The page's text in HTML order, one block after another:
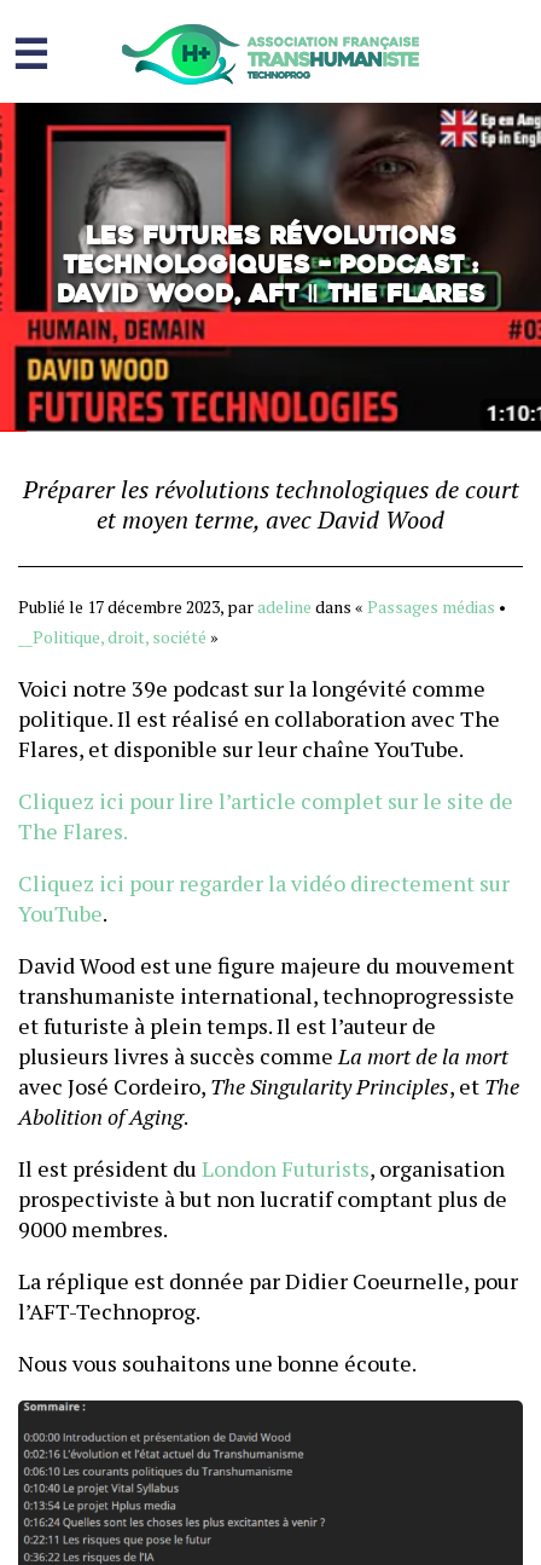
☰
Homme augmenté
Question sociale
Risques
Contact
Les futures révolutions
technologiques – PODCAST :
David Wood, AFT ‖ THE FLARES
Préparer les révolutions technologiques de court
et moyen terme, avec David Wood
Publié le 17 décembre 2023, paradeline dans « Passages médias •
__Politique, droit, société »
Voici notre 39e podcast sur la longévité comme
politique. Il est réalisé en collaboration avec The
Flares, et disponible sur leur chaîne YouTube.
Cliquez ici pour lire l’article complet sur le site de
The Flares.
Cliquez ici pour regarder la vidéo directement sur
YouTube.
David Wood est une figure majeure du mouvement
transhumaniste international, technoprogressiste
et futuriste à plein temps. Il est l’auteur de
plusieurs livres à succès commeLa mort de la mort
avec José Cordeiro, The Singularity Principles, et The
Abolition of Aging.
Il est président du London Futurists, organisation
prospectiviste à but non lucratif comptant plus de
9000 membres.
La réplique est donnée par Didier Coeurnelle, pour
l’AFT-Technoprog.
Nous vous souhaitons une bonne écoute.